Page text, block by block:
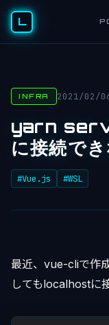
L
INFRA 2021/02/
yarn
に接続で
#Vue.js #WSL
最近、vue-cliで作
してもlocalhostに